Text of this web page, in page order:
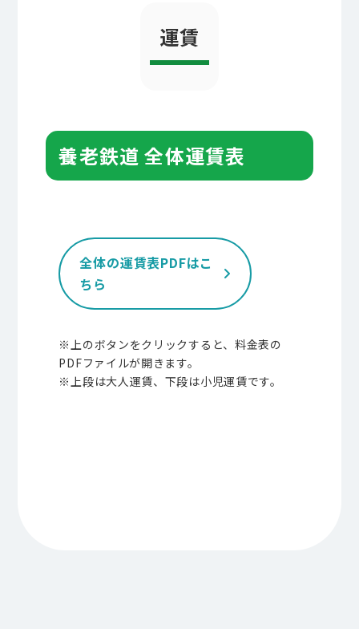
運賃
養老鉄道 全体運賃表
全体の運賃表PDFはこ
ちら
※上のボタンをクリックすると、料金表の
PDFファイルが開きます。
※上段は大人運賃、下段は小児運賃です。